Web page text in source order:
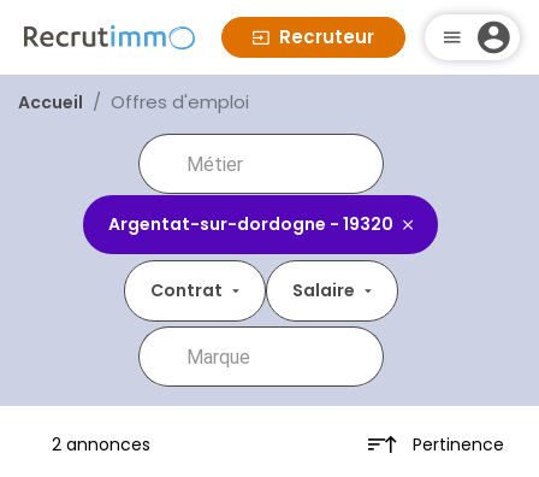
Recruteur
Accueil Offres d'emploi
Argentat-sur-dordogne - 19320
Contrat Salaire
2 annonces Pertinence